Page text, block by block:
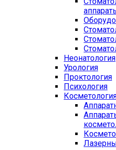
Неонатология
Урология
Проктология
Психология